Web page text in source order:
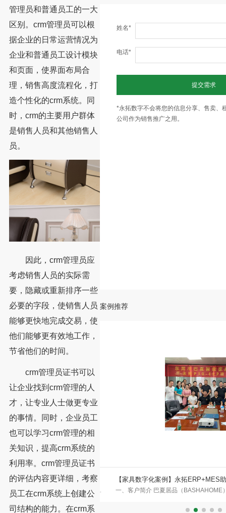
管理员和普通员工的一大
区别。crm管理员可以根
据企业的日常运营情况为
企业和普通员工设计模块
和页面，使界面布局合
理，销售高度流程化，打
造个性化的crm系统。同
时，crm的主要用户群体
是销售人员和其他销售人
员。
因此，crm管理员应
考虑销售人员的实际需
要，隐藏或重新排序一些
必要的字段，使销售人员
能够更快地完成交易，使
他们能够更有效地工作，
节省他们的时间。
crm管理员证书可以
让企业找到crm管理的人
才，让专业人士做更专业
的事情。同时，企业员工
也可以学习crm管理的相
关知识，提高crm系统的
利用率。crm管理员证书
的评估内容更详细，考察
员工在crm系统上创建公
司结构的能力。在crm系
姓名*
电话*
提交需求
*永拓数字不会将您的信息分享、售卖、
公司作为销售推广之用。
案例推荐
转型
艺品五金制品的外贸企业，拥有
【家具数字化案例】永拓ERP+MES助
新阶段
一、客户简介 巴夏居品（BASHAHOME）